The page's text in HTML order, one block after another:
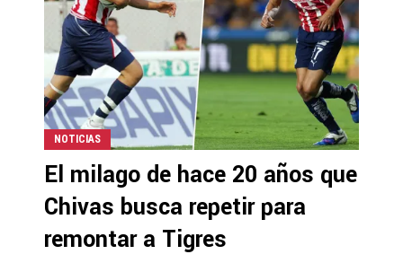
NOTICIAS
El milago de hace 20 años que
Chivas busca repetir para
remontar a Tigres